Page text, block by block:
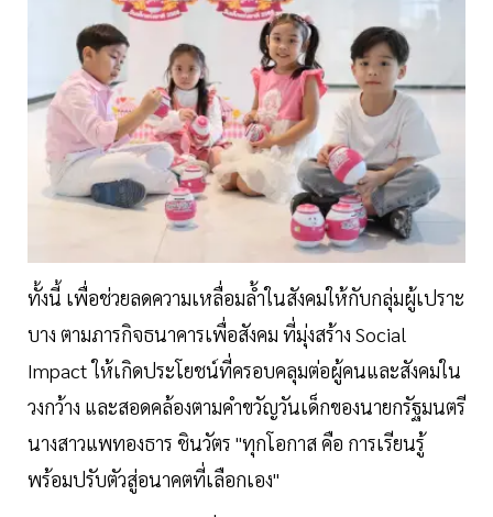
ทั้งนี้ เพื่อช่วยลดความเหลื่อมล้ำในสังคมให้กับกลุ่มผู้เปราะ
บาง ตามภารกิจธนาคารเพื่อสังคม ที่มุ่งสร้าง Social
Impact ให้เกิดประโยชน์ที่ครอบคลุมต่อผู้คนและสังคมใน
วงกว้าง และสอดคล้องตามคำขวัญวันเด็กของนายกรัฐมนตรี
นางสาวแพทองธาร ชินวัตร "ทุกโอกาส คือ การเรียนรู้
พร้อมปรับตัวสู่อนาคตที่เลือกเอง"